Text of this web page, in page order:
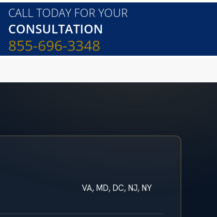
CALL TODAY FOR YOUR
CONSULTATION
855-696-3348
VA, MD, DC, NJ, NY